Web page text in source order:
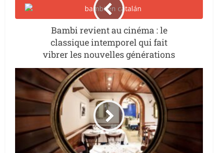
Bambi revient au cinéma : le
classique intemporel qui fait
vibrer les nouvelles générations